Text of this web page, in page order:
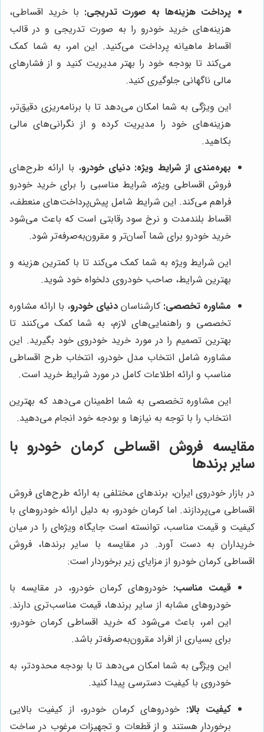
پرداخت هزینه‌ها به صورت تدریجی: با خرید اقساطی،
هزینه‌های خرید خودرو را به صورت تدریجی و در قالب
اقساط ماهیانه پرداخت می‌کنید. این امر، به شما کمک
می‌کند تا بودجه خود را بهتر مدیریت کنید و از فشارهای
مالی ناگهانی جلوگیری کنید.
این ویژگی به شما امکان می‌دهد تا با برنامه‌ریزی دقیق‌تر،
هزینه‌های خود را مدیریت کرده و از نگرانی‌های مالی
بکاهید.
بهره‌مندی از شرایط ویژه: دنیای خودرو، با ارائه طرح‌های
فروش اقساطی ویژه، شرایط مناسبی را برای خرید خودرو
فراهم می‌کند. این شرایط شامل پیش‌پرداخت‌های منعطف،
اقساط بلندمدت و نرخ سود رقابتی است که باعث می‌شود
خرید خودرو برای شما آسان‌تر و مقرون‌به‌صرفه‌تر شود.
این شرایط ویژه به شما کمک می‌کند تا با کمترین هزینه و
بهترین شرایط، صاحب خودروی دلخواه خود شوید.
مشاوره تخصصی: کارشناسان دنیای خودرو، با ارائه مشاوره
تخصصی و راهنمایی‌های لازم، به شما کمک می‌کنند تا
بهترین تصمیم را در مورد خرید خودروی خود بگیرید. این
مشاوره شامل انتخاب مدل خودرو، انتخاب طرح اقساطی
مناسب و ارائه اطلاعات کامل در مورد شرایط خرید است.
این مشاوره تخصصی به شما اطمینان می‌دهد که بهترین
انتخاب را با توجه به نیازها و بودجه خود انجام می‌دهید.
مقایسه فروش اقساطی کرمان خودرو با
سایر برندها
در بازار خودروی ایران، برندهای مختلفی به ارائه طرح‌های فروش
اقساطی می‌پردازند. اما کرمان خودرو، به دلیل ارائه خودروهای با
کیفیت و قیمت مناسب، توانسته است جایگاه ویژه‌ای را در میان
خریداران به دست آورد. در مقایسه با سایر برندها، فروش
اقساطی کرمان خودرو از مزایای زیر برخوردار است:
قیمت مناسب: خودروهای کرمان خودرو، در مقایسه با
خودروهای مشابه از سایر برندها، قیمت مناسب‌تری دارند.
این امر، باعث می‌شود که خرید اقساطی کرمان خودرو،
برای بسیاری از افراد مقرون‌به‌صرفه‌تر باشد.
این ویژگی به شما امکان می‌دهد تا با بودجه محدودتر، به
خودروی با کیفیت دسترسی پیدا کنید.
کیفیت بالا: خودروهای کرمان خودرو، از کیفیت بالایی
برخوردار هستند و از قطعات و تجهیزات مرغوب در ساخت